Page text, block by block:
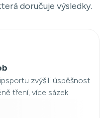
doručuje výsledky.
zvýšili úspěšnost
tření, více sázek.